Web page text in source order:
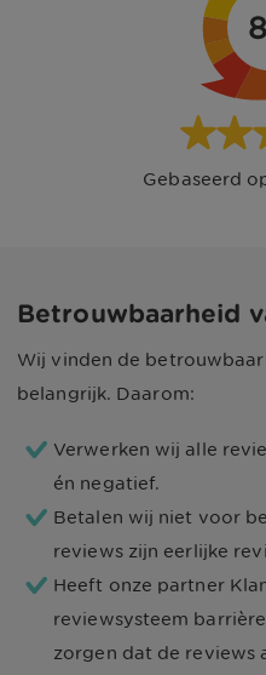
Gebaseerd
Betrouwbaarheid
Wij vinden de
belangrijk. Daarom:
Verwerken wij alle
én negatief.
Betalen wij niet voor
reviews zijn eerlijke
Heeft onze partner
reviewsysteem
zorgen dat de reviews